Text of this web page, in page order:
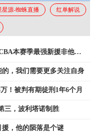
星源-蜘蛛直播 红单解说
本赛季最强新援非他莫
，我们需要更多关注自身
！被判有期徒刑1年6个月
三，波利塔诺制胜
，他的陨落是个谜